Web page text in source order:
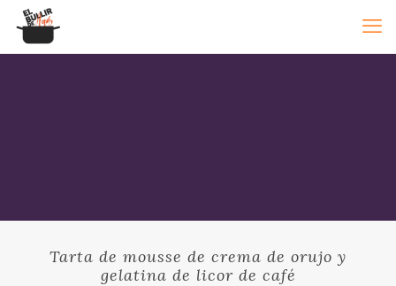
Tarta de mousse de crema de orujo y
gelatina de licor de café